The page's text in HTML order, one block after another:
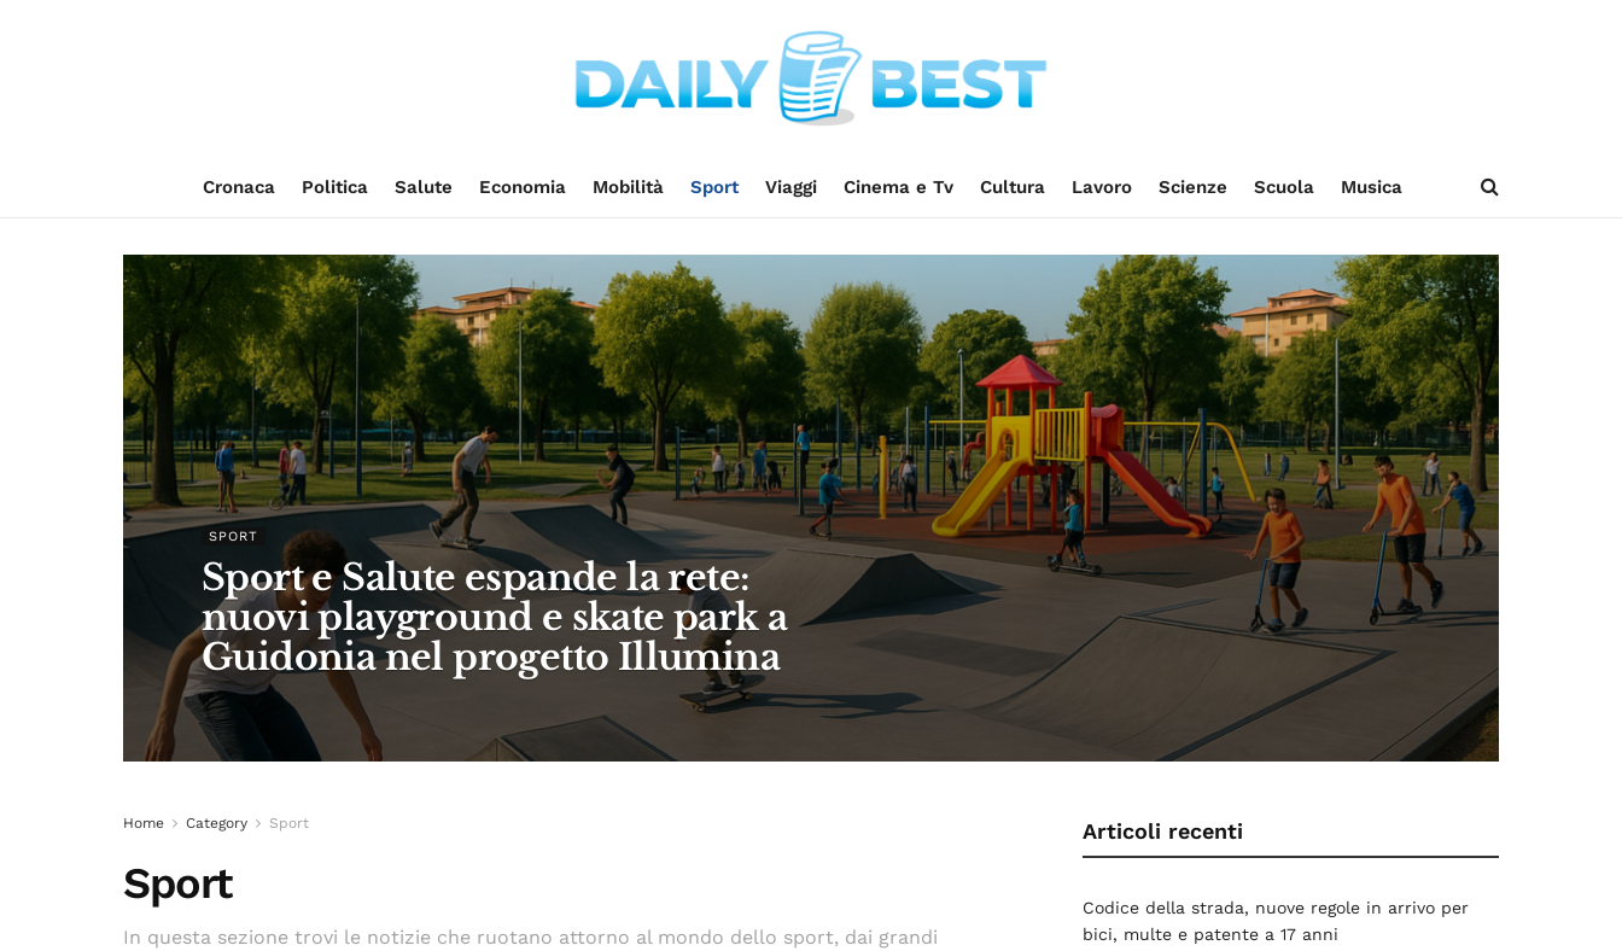
Cronaca Politica Salute Economia Mobilità Sport Viaggi Cinema e Tv Cultura Lavoro Scienze Scuola Musica
SPORT
Sport e Salute espande la rete:
nuovi playground e skate park a
Guidonia nel progetto Illumina
Home Category Sport
Sport
In questa sezione trovi le notizie che ruotano attorno al mondo dello sport, dai grandi
Articoli recenti
Codice della strada, nuove regole in arrivo per
bici, multe e patente a 17 anni